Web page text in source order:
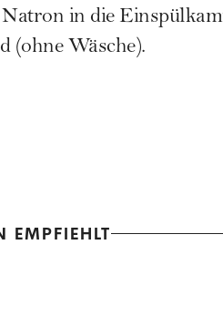
in die
(ohne Wäsche).
EMPFIEHLT